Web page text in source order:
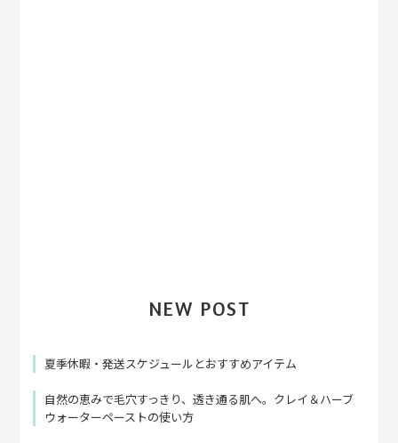
NEW POST
夏季休暇・発送スケジュールとおすすめアイテム
自然の恵みで毛穴すっきり、透き通る肌へ。クレイ＆ハーブ
ウォーターペーストの使い方